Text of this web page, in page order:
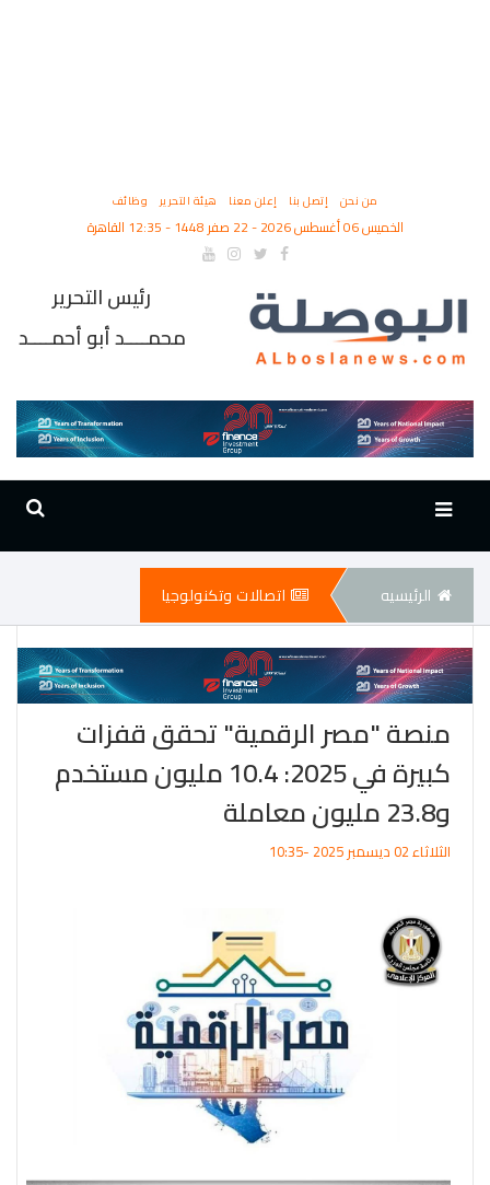
من نحن إتصل بنا إعلن معنا هيئة التحرير وظائف
الخميس 06 أغسطس 2026 - 22 صفر 1448 - 12:35 القاهرة
رئيس التحرير
محمــــد أبو أحمــــد
الرئيسيه اتصالات وتكنولوجيا
منصة "مصر الرقمية" تحقق قفزات
كبيرة في 2025: 10.4 مليون مستخدم
و23.8 مليون معاملة
الثلاثاء 02 ديسمبر 2025 -10:35